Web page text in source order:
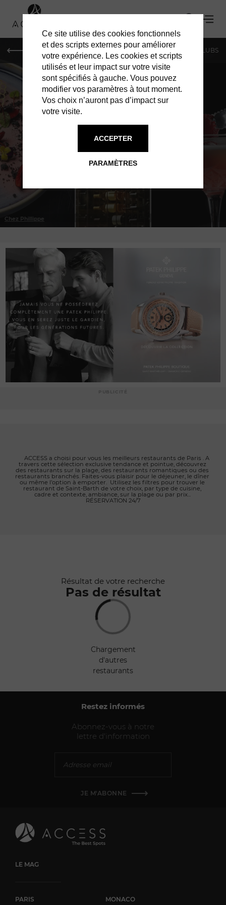
SHOPPING RESTAURANTS BARS & CLUBS
Chez Phillippe
RESTAURANTS
travers cette sélection exclusive tendance et pointue, découvrez
des restaurants sur la plage, des restaurants romantiques ou des
restaurants branchés. Faites-vous plaisir pour le déjeuner, le dîner
ou même l’option à emporter.  Utilisez les filtres pour trouver le
restaurant de Saint-Barth de votre choix, par type de cuisine,
cadre et contexte, ambiance, sur la plage ou par prix...
RÉSERVATION 24/7
Résultat de votre recherche
Pas de résultat
chargement
d'autres
restaurants
Restez informés
Abonnez-vous à notre
lettre d'information
JE M'ABONNE
LE MAG
PARIS MONACO
Ce site utilise des cookies fonctionnels
et des scripts externes pour améliorer
votre expérience. Les cookies et scripts
utilisés et leur impact sur votre visite
sont spécifiés à gauche. Vous pouvez
modifier vos paramètres à tout moment.
Vos choix n’auront pas d’impact sur
votre visite.
PARAMÈTRES
ACCEPTER